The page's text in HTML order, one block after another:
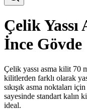
Çelik
İnce Gövde
Çelik yassı asma kilit 70
kilitlerden farklı olarak
sıkışık asma noktaları
sayesinde standart kalın
ideal.